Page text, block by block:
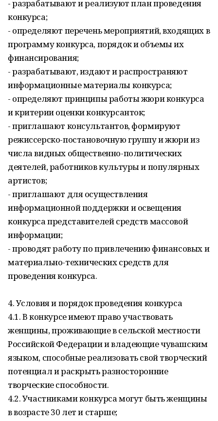
- разрабатывают и реализуют план проведения
конкурса;
- определяют перечень мероприятий, входящих в
программу конкурса, порядок и объемы их
финансирования;
- разрабатывают, издают и распространяют
информационные материалы конкурса;
- определяют принципы работы жюри конкурса
и критерии оценки конкурсанток;
- приглашают консультантов, формируют
режиссерско-постановочную группу и жюри из
числа видных общественно-политических
деятелей, работников культуры и популярных
артистов;
- приглашают для осуществления
информационной поддержки и освещения
конкурса представителей средств массовой
информации;
- проводят работу по привлечению финансовых и
материально-технических средств для
проведения конкурса.
4. Условия и порядок проведения конкурса
4.1. В конкурсе имеют право участвовать
женщины, проживающие в сельской местности
Российской Федерации и владеющие чувашским
языком, способные реализовать свой творческий
потенциал и раскрыть разносторонние
творческие способности.
4.2. Участниками конкурса могут быть женщины
в возрасте 30 лет и старше;